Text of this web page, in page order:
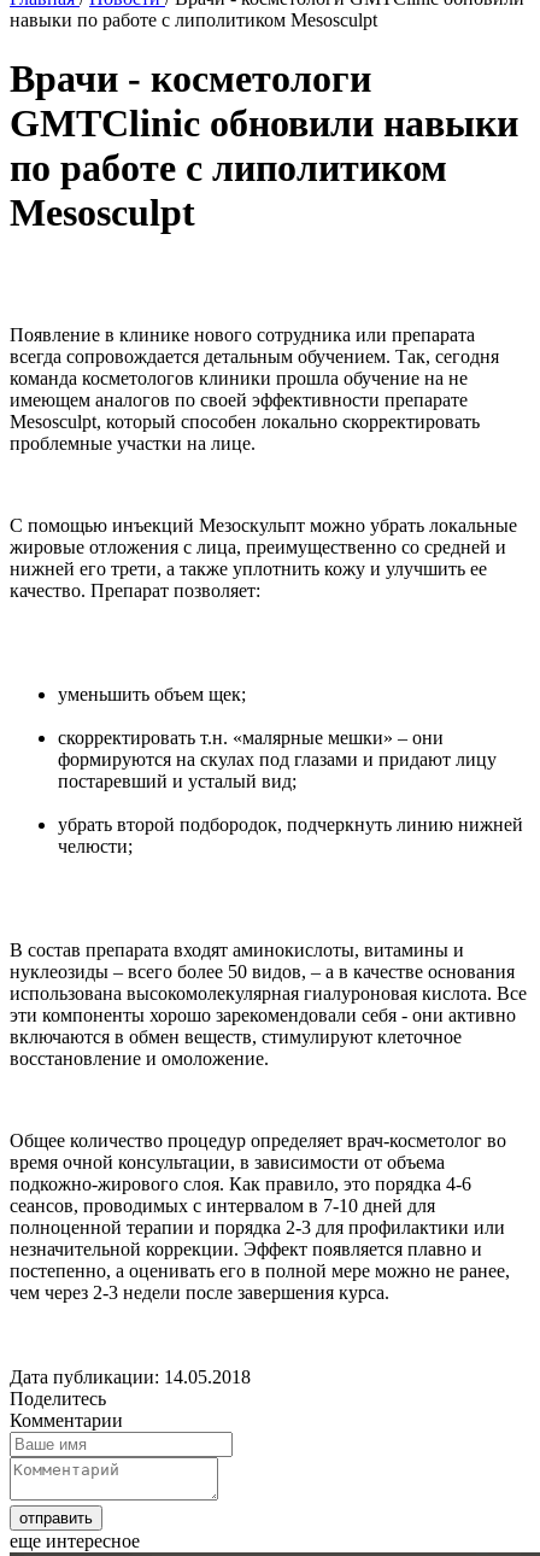
навыки по работе с липолитиком Mesosculpt
Врачи - косметологи
GMTClinic обновили навыки
по работе с липолитиком
Mesosculpt
Появление в клинике нового сотрудника или препарата
всегда сопровождается детальным обучением. Так, сегодня
команда косметологов клиники прошла обучение на не
имеющем аналогов по своей эффективности препарате
Mesosculpt, который способен локально скорректировать
проблемные участки на лице.
С помощью инъекций Мезоскульпт можно убрать локальные
жировые отложения с лица, преимущественно со средней и
нижней его трети, а также уплотнить кожу и улучшить ее
качество. Препарат позволяет:
уменьшить объем щек;
скорректировать т.н. «малярные мешки» – они
формируются на скулах под глазами и придают лицу
постаревший и усталый вид;
убрать второй подбородок, подчеркнуть линию нижней
челюсти;
В состав препарата входят аминокислоты, витамины и
нуклеозиды – всего более 50 видов, – а в качестве основания
использована высокомолекулярная гиалуроновая кислота. Все
эти компоненты хорошо зарекомендовали себя - они активно
включаются в обмен веществ, стимулируют клеточное
восстановление и омоложение.
Общее количество процедур определяет врач-косметолог во
время очной консультации, в зависимости от объема
подкожно-жирового слоя. Как правило, это порядка 4-6
сеансов, проводимых с интервалом в 7-10 дней для
полноценной терапии и порядка 2-3 для профилактики или
незначительной коррекции. Эффект появляется плавно и
постепенно, а оценивать его в полной мере можно не ранее,
чем через 2-3 недели после завершения курса.
Дата публикации: 14.05.2018
Поделитесь
Комментарии
еще интересное